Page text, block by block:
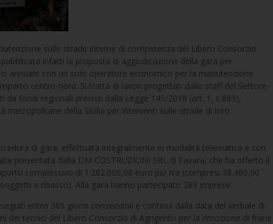
sulle strade interne di competenza del Libero Consorzio
infatti la proposta di aggiudicazione della gara per
annuale con un solo operatore economico per la manutenzione
centro-nord. Si tratta di lavori progettati dallo staff del Settore
da fondi regionali previsti dalla Legge 145/2018 (art. 1, c.883),
metropolitane della Sicilia per interventi sulle strade di loro
di gara, effettuata integralmente in modalità telematica e con
presentata dalla DM COSTRUZIONI SRL di Favara, che ha offerto il
complessivo di 1.282.000,00 euro più Iva (compresi 38.460,00
a ribasso). Alla gara hanno partecipato 289 imprese.
entro 365 giorni consecutivi e continui dalla data del verbale di
dei tecnici del Libero Consorzio di Agrigento per la rimozione di frane